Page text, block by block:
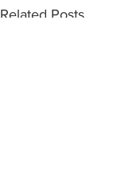
Related Posts